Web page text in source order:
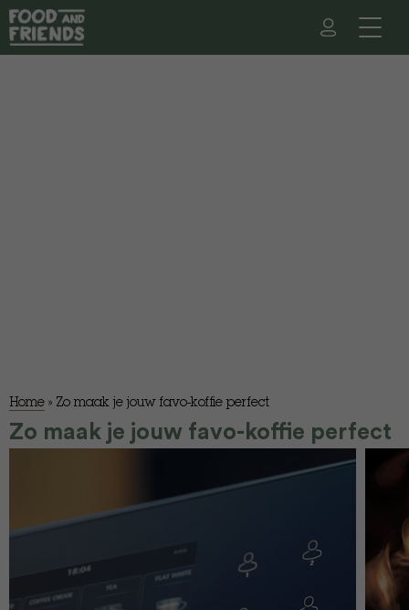
Home » Zo maak je jouw favo-koffie perfect
Zo maak je jouw favo-koffie perfect